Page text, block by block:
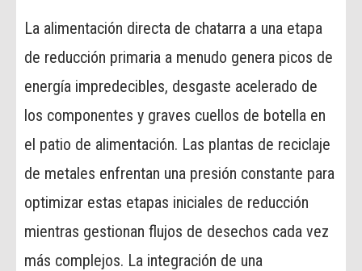
La alimentación directa de chatarra a una etapa
de reducción primaria a menudo genera picos de
energía impredecibles, desgaste acelerado de
los componentes y graves cuellos de botella en
el patio de alimentación. Las plantas de reciclaje
de metales enfrentan una presión constante para
optimizar estas etapas iniciales de reducción
mientras gestionan flujos de desechos cada vez
más complejos. La integración de una